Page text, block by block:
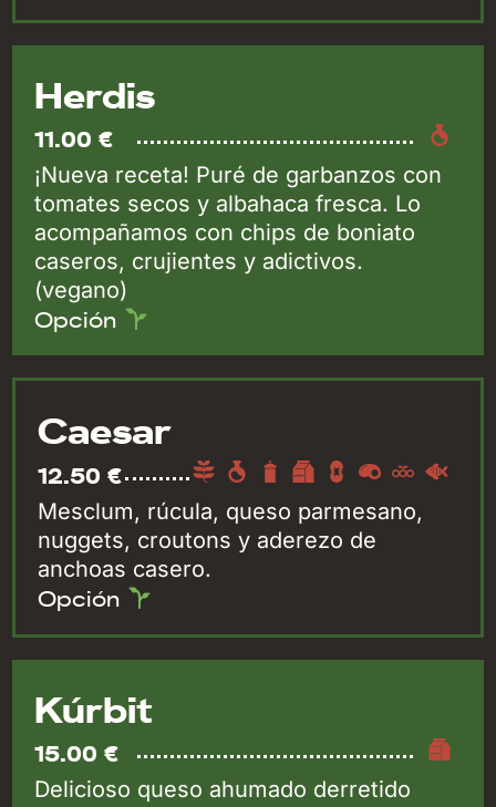
Herdis
11.00 €
¡Nueva receta! Puré de garbanzos con
tomates secos y albahaca fresca. Lo
acompañamos con chips de boniato
caseros, crujientes y adictivos.
(vegano)
Opción
Caesar
12.50 €
Mesclum, rúcula, queso parmesano,
nuggets, croutons y aderezo de
anchoas casero.
Opción
Kúrbit
15.00 €
Delicioso queso ahumado derretido